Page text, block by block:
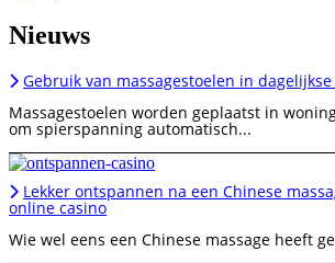
Nieuws
Gebruik van massagestoelen in
Massagestoelen worden geplaatst in
om spierspanning automatisch...
Lekker ontspannen na een Chinese
online casino
Wie wel eens een Chinese massage heeft